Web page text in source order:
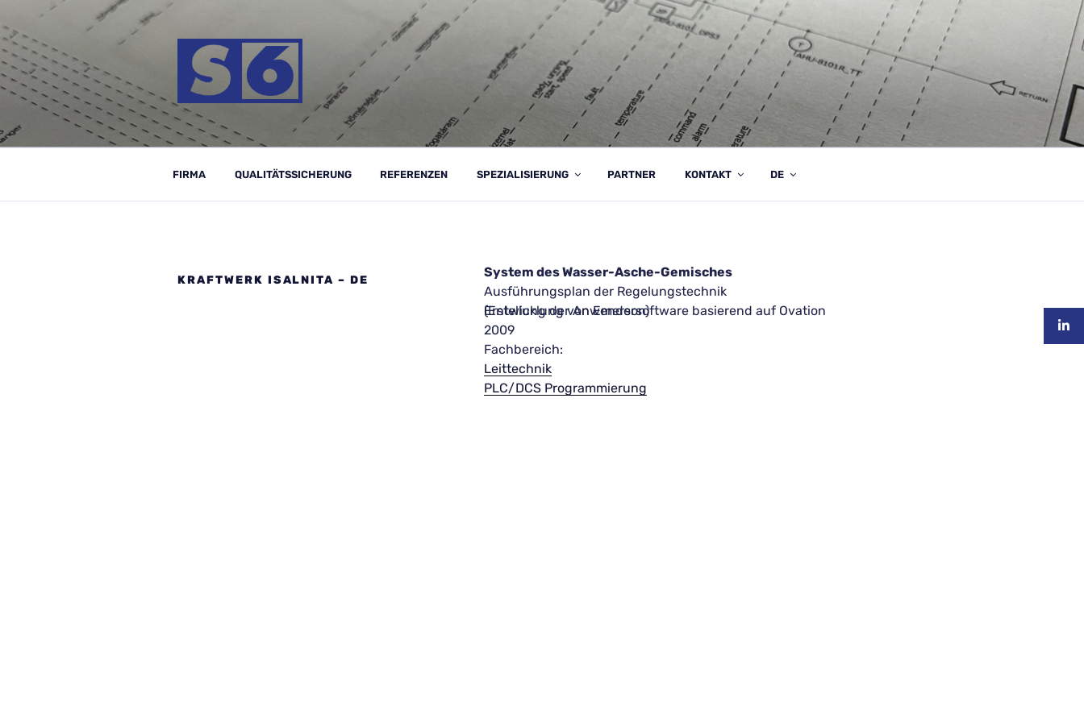
Inhalt
springen
S-6 MÉRNÖK KFT.
FIRMA QUALITÄTSSICHERUNG REFERENZEN SPEZIALISIERUNG PARTNER KONTAKT DE
KRAFTWERK ISALNITA – DE
System des Wasser-Asche-Gemisches
Ausführungsplan der Regelungstechnik
Erstellung der Anwendersoftware basierend auf Ovation (Entwicklung von Emerson)
2009
Fachbereich:
Leittechnik
PLC/DCS Programmierung